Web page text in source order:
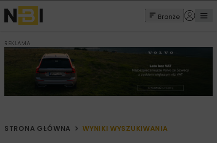
Branże
REKLAMA
STRONA GŁÓWNA WYNIKI WYSZUKIWANIA